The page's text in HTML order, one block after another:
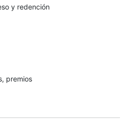
y redención
premios